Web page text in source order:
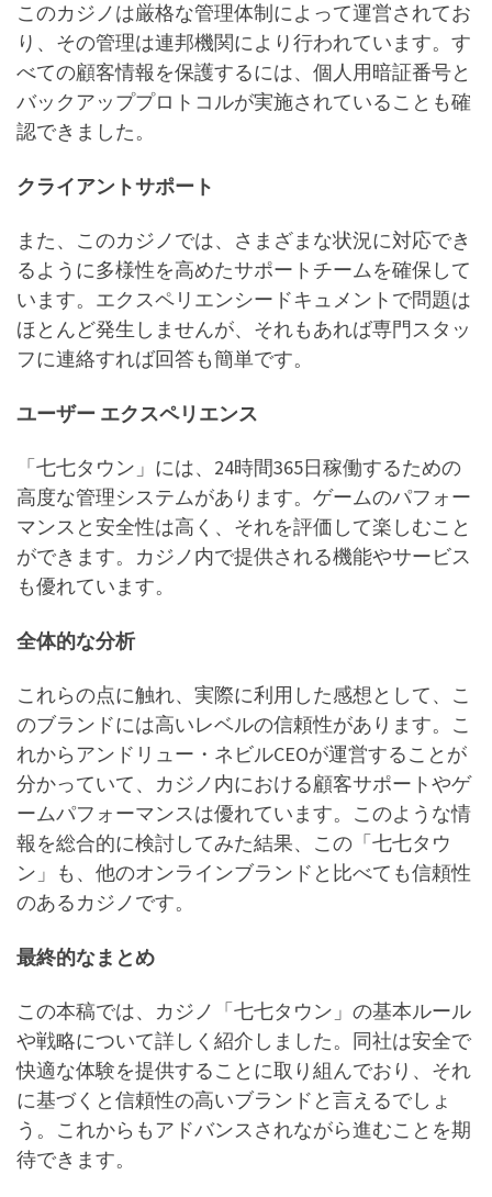
このカジノは厳格な管理体制によって運営されてお
り、その管理は連邦機関により行われています。す
べての顧客情報を保護するには、個人用暗証番号と
バックアッププロトコルが実施されていることも確
認できました。
クライアントサポート
また、このカジノでは、さまざまな状況に対応でき
るように多様性を高めたサポートチームを確保して
います。エクスペリエンシードキュメントで問題は
ほとんど発生しませんが、それもあれば専門スタッ
フに連絡すれば回答も簡単です。
ユーザー エクスペリエンス
「七七タウン」には、24時間365日稼働するための
高度な管理システムがあります。ゲームのパフォー
マンスと安全性は高く、それを評価して楽しむこと
ができます。カジノ内で提供される機能やサービス
も優れています。
全体的な分析
これらの点に触れ、実際に利用した感想として、こ
のブランドには高いレベルの信頼性があります。こ
れからアンドリュー・ネビルCEOが運営することが
分かっていて、カジノ内における顧客サポートやゲ
ームパフォーマンスは優れています。このような情
報を総合的に検討してみた結果、この「七七タウ
ン」も、他のオンラインブランドと比べても信頼性
のあるカジノです。
最終的なまとめ
この本稿では、カジノ「七七タウン」の基本ルール
や戦略について詳しく紹介しました。同社は安全で
快適な体験を提供することに取り組んでおり、それ
に基づくと信頼性の高いブランドと言えるでしょ
う。これからもアドバンスされながら進むことを期
待できます。